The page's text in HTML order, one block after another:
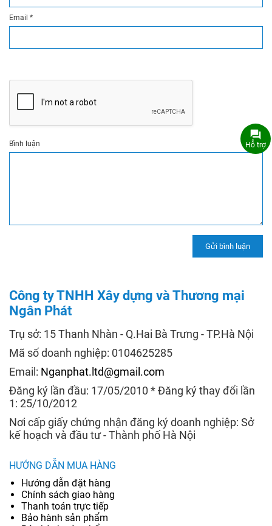
Email *
Bình luận
Công ty TNHH Xây dựng và Thương mại
Ngân Phát
Trụ sở: 15 Thanh Nhàn - Q.Hai Bà Trưng - TP.Hà Nội
Mã số doanh nghiệp: 0104625285
Email: Nganphat.ltd@gmail.com
Đăng ký lần đầu: 17/05/2010 * Đăng ký thay đổi lần
1: 25/10/2012
Nơi cấp giấy chứng nhận đăng ký doanh nghiệp: Sở
kế hoạch và đầu tư - Thành phố Hà Nội
HƯỚNG DẪN MUA HÀNG
Hướng dẫn đặt hàng
Chính sách giao hàng
Thanh toán trực tiếp
Bảo hành sản phẩm
Hỗ trợ